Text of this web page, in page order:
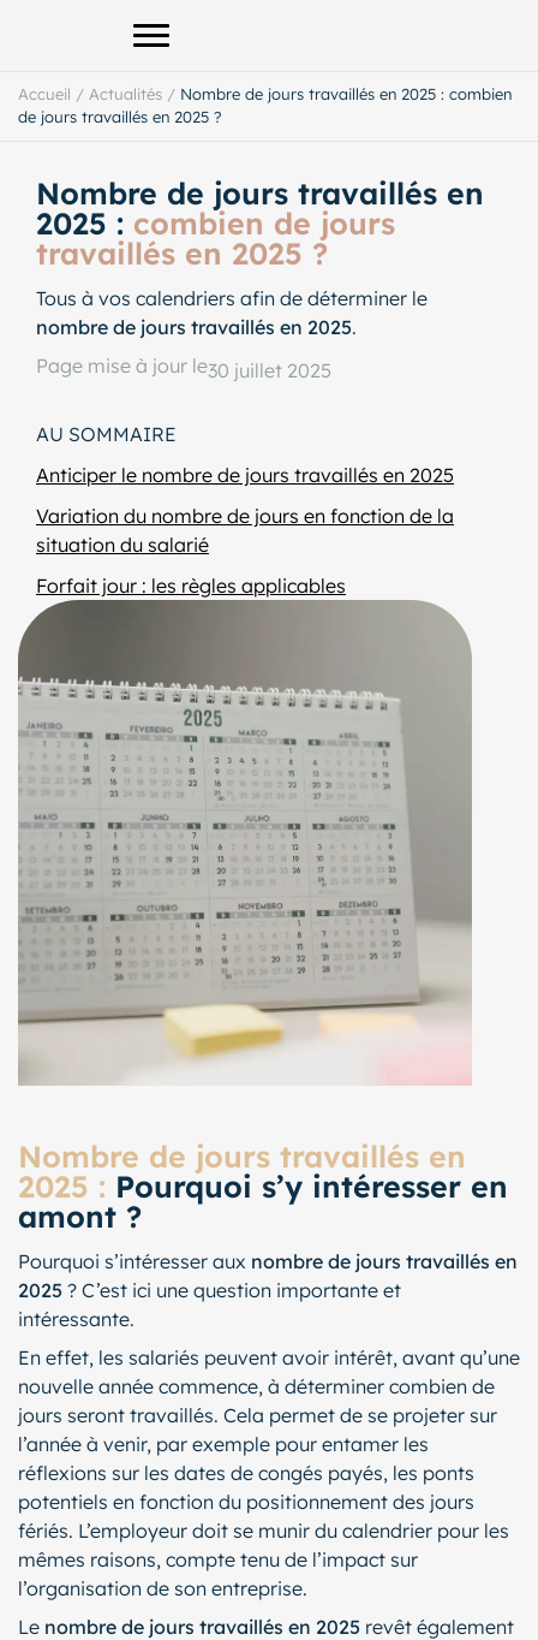
Afficher le menu principal
Accueil / Actualités / Nombre de jours travaillés en 2025 : combien
de jours travaillés en 2025 ?
Nombre de jours travaillés en
2025 : combien de jours
travaillés en 2025 ?
Tous à vos calendriers afin de déterminer le
nombre de jours travaillés en 2025.
Page mise à jour le30 juillet 2025
AU SOMMAIRE
Anticiper le nombre de jours travaillés en 2025
Variation du nombre de jours en fonction de la
situation du salarié
Forfait jour : les règles applicables
Nombre de jours travaillés en
2025 : Pourquoi s’y intéresser en
amont ?
Pourquoi s’intéresser aux nombre de jours travaillés en
2025 ? C’est ici une question importante et
intéressante.
En effet, les salariés peuvent avoir intérêt, avant qu’une
nouvelle année commence, à déterminer combien de
jours seront travaillés. Cela permet de se projeter sur
l’année à venir, par exemple pour entamer les
réflexions sur les dates de congés payés, les ponts
potentiels en fonction du positionnement des jours
fériés. L’employeur doit se munir du calendrier pour les
mêmes raisons, compte tenu de l’impact sur
l’organisation de son entreprise.
Le nombre de jours travaillés en 2025 revêt également